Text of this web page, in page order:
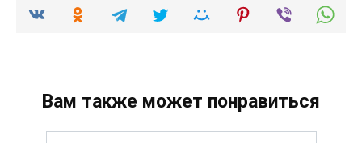
Вам также может понравиться